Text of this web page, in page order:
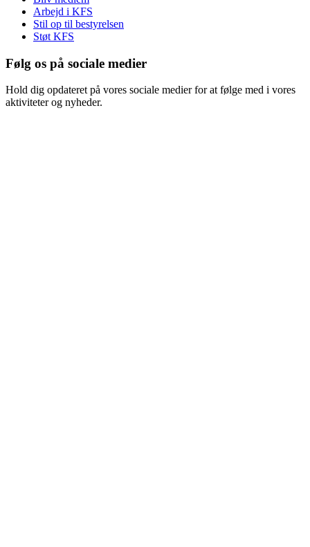
Arbejd i KFS
Stil op til bestyrelsen
Støt KFS
Følg os på sociale medier
Hold dig opdateret på vores sociale medier for at følge med i vores
aktiviteter og nyheder.